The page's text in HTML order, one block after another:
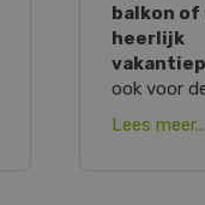
balkon of
heerlijk
ook voor
Lees meer...